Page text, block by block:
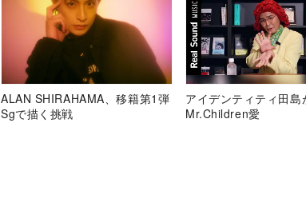
ALAN SHIRAHAMA、移籍第1弾
Sgで描く挑戦
アイデンティティ田島
Mr.Children愛